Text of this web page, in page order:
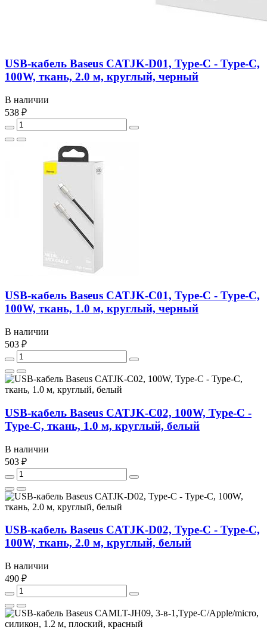
USB-кабель Baseus CATJK-D01, Type-C - Type-C,
100W, ткань, 2.0 м, круглый, черный
В наличии
538 ₽
USB-кабель Baseus CATJK-C01, Type-C - Type-C,
100W, ткань, 1.0 м, круглый, черный
В наличии
503 ₽
USB-кабель Baseus CATJK-C02, 100W, Type-C -
Type-C, ткань, 1.0 м, круглый, белый
В наличии
503 ₽
USB-кабель Baseus CATJK-D02, Type-C - Type-C,
100W, ткань, 2.0 м, круглый, белый
В наличии
490 ₽